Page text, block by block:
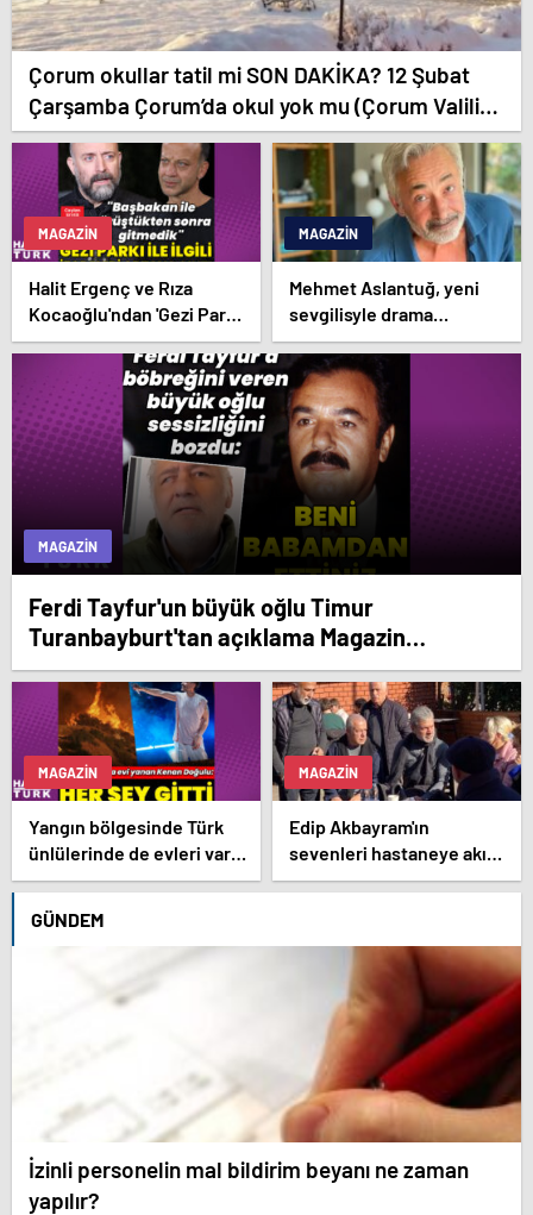
Çorum okullar tatil mi SON DAKİKA? 12 Şubat
Çarşamba Çorum’da okul yok mu (Çorum Valiliği
Açıklaması – KAR TATİLİ)?
MAGAZIN
Halit Ergenç ve Rıza
Kocaoğlu'ndan 'Gezi Parkı'
ifadesi – Magazin
MAGAZIN
Mehmet Aslantuğ, yeni
sevgilisyle drama
çalışmalarında tanıştı –
Magazin haberleri
MAGAZIN
Ferdi Tayfur'un büyük oğlu Timur
Turanbayburt'tan açıklama Magazin
haberleri
MAGAZIN
Yangın bölgesinde Türk
ünlülerinde de evleri var –
Magazin haberleri
MAGAZIN
Edip Akbayram'ın
sevenleri hastaneye akın
ediyor – Magazin
GÜNDEM
İzinli personelin mal bildirim beyanı ne zaman
yapılır?